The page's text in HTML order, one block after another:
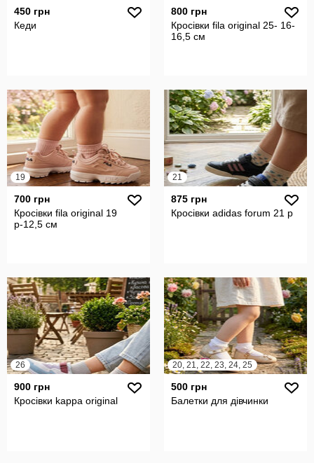
450 грн
Кеди
800 грн
Кросівки fila original 25- 16-
16,5 см
19
700 грн
Кросівки fila original 19
р-12,5 см
21
875 грн
Кросівки adidas forum 21 р
26
900 грн
Кросівки kappa original
20, 21, 22, 23, 24, 25
500 грн
Балетки для дівчинки